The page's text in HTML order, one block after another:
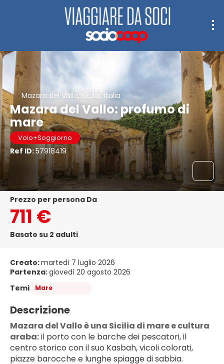
Mazara del Vallo, Sicilia, Italia
Mazara del Vallo: profumo di
mare
Volo+Soggiorno
Ref ID:57918419
Prezzo per persona Da
711 €
Basato su 2 adulti
Creato:martedì 7 luglio 2026
Partenza:giovedì 20 agosto 2026
Temi
Mare
Descrizione
Mazara del Vallo è una Sicilia di mare e cultura
araba: il porto con le barche dei pescatori, il
centro storico con il suo Kasbah, vicoli colorati,
piazze barocche e lunghe spiagge di sabbia.